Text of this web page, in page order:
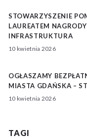
STOWARZYSZENIE
LAUREATEM
INFRASTRUKTURA
10 kwietnia 2026
OGŁASZAMY
MIASTA GDAŃSKA –
10 kwietnia 2026
TAGI